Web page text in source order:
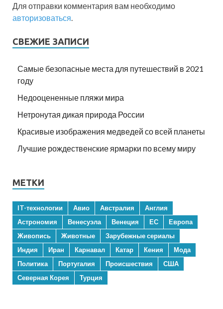
Для отправки комментария вам необходимо
авторизоваться
СВЕЖИЕ ЗАПИСИ
Самые безопасные места для путешествий в 2021
году
Недооцененные пляжи мира
Нетронутая дикая природа России
Красивые изображения медведей со всей планеты
Лучшие рождественские ярмарки по всему миру
МЕТКИ
IT-технологии Авио Австралия
Англия
Астрономия
Венесуэла Венеция ЕС
Европа
Живопись
Животные
Зарубежные сериалы
Индия
Иран Карнавал Катар Кения
Мода
Политика
Португалия Происшествия
США
Северная Корея
Турция